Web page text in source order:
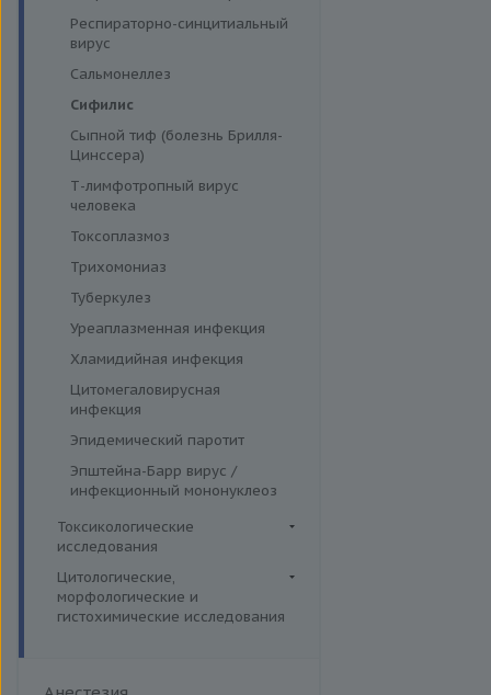
Респираторно-синцитиальный
вирус
Сальмонеллез
Сифилис
Сыпной тиф (болезнь Брилля-
Цинссера)
Т-лимфотропный вирус
человека
Токсоплазмоз
Трихомониаз
Туберкулез
Уреаплазменная инфекция
Хламидийная инфекция
Цитомегаловирусная
инфекция
Эпидемический паротит
Эпштейна-Барр вирус /
инфекционный мононуклеоз
Токсикологические
исследования
Комплексные исследования
Вирусные гепатиты
Ежегодные обследования
Интимное здоровье
Лекарственный мониторинг
Цитологические,
морфологические и
гистохимические исследования